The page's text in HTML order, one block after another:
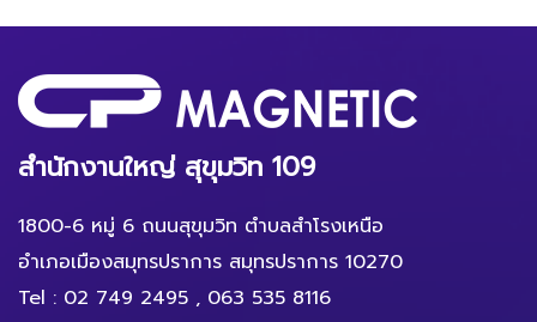
สำนักงานใหญ่ สุขุมวิท 109
1800-6 หมู่ 6 ถนนสุขุมวิท ตำบลสำโรงเหนือ
อำเภอเมืองสมุทรปราการ สมุทรปราการ 10270
Tel : 02 749 2495 , 063 535 8116